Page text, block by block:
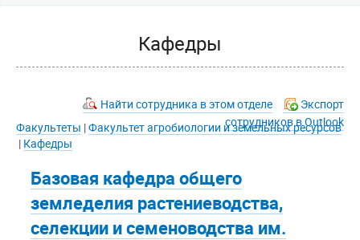
Кафедры
Найти сотрудника в этом отделе
Экспорт
сотрудников в Outlook
Факультеты |Факультет агробиологии и земельных ресурсов
| Кафедры
Базовая кафедра общего
земледелия растениеводства,
селекции и семеноводства им.